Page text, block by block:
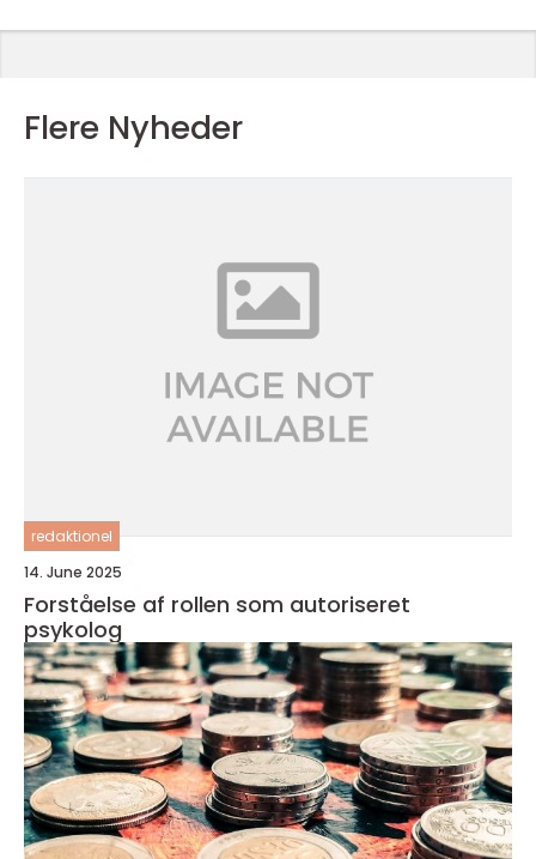
Flere Nyheder
redaktionel
14. June 2025
Forståelse af rollen som autoriseret
psykolog